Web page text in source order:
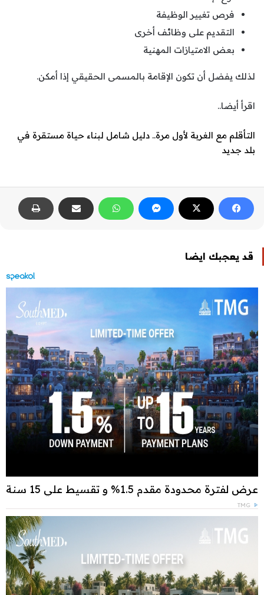
فرص تغيير الوظيفة
التقديم على وظائف أخرى
بعض الامتيازات المهنية
لذلك يفضل أن تكون الإقامة بالمسمى الحقيقي إذا أمكن.
اقرأ أيضا..
التأقلم مع الغربة لأول مرة.. دليل شامل لبناء حياة مستقرة في
بلد جديد
قد يعجبك ايضا
عرض لفترة محدودة مقدم 1.5% و تقسيط علي 15 سنة
TMG